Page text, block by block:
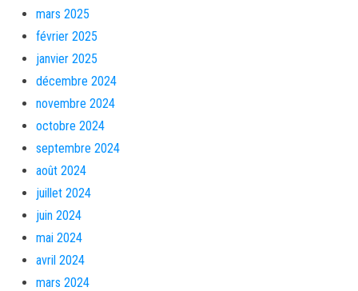
mars 2025
février 2025
janvier 2025
décembre 2024
novembre 2024
octobre 2024
septembre 2024
août 2024
juillet 2024
juin 2024
mai 2024
avril 2024
mars 2024